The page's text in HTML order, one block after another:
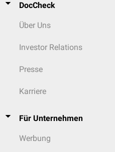
DocCheck
Über Uns
Investor Relations
Presse
Karriere
Für Unternehmen
Werbung